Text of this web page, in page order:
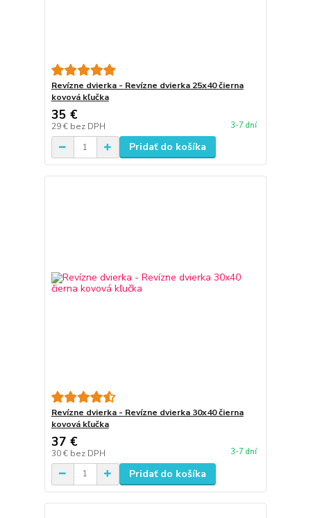
Revízne dvierka - Revízne dvierka 25x40 čierna
kovová kľučka
35 €
29 € bez DPH 3-7 dní
Pridať do košíka
Revízne dvierka - Revízne dvierka 30x40 čierna
kovová kľučka
37 €
30 € bez DPH 3-7 dní
Pridať do košíka